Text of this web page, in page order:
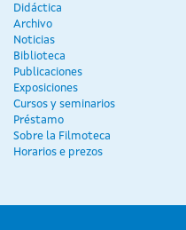
Didáctica
Archivo
Noticias
Biblioteca
Publicaciones
Exposiciones
Cursos y seminarios
Préstamo
Sobre la Filmoteca
Horarios e prezos